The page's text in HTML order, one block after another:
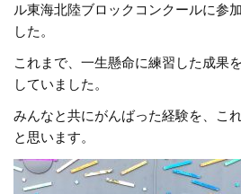
ル東海北陸ブロックコンクールに参
した。
これまで、一生懸命に練習した成果
していました。
みんなと共にがんばった経験を、こ
と思います。